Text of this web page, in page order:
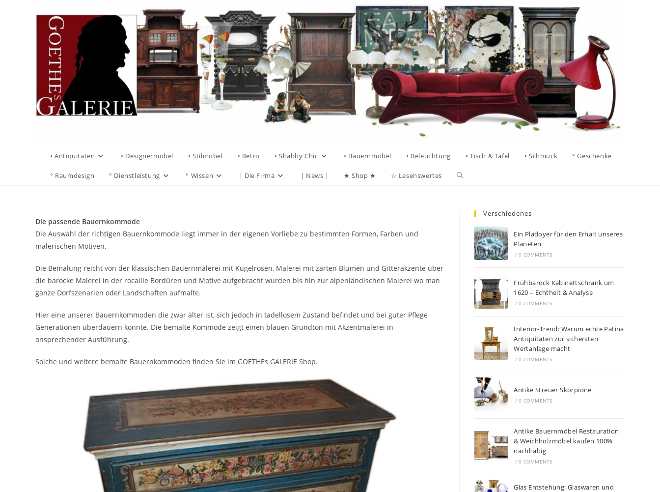
• Antiquitäten • Designermöbel • Stilmöbel • Retro • Shabby Chic • Bauernmöbel • Beleuchtung • Tisch & Tafel • Schmuck ° Geschenke
° Raumdesign ° Dienstleistung ° Wissen | Die Firma | News | ★ Shop ★ ☆ Lesenswertes
Die passende Bauernkommode
Die Auswahl der richtigen Bauernkommode liegt immer in der eigenen Vorliebe zu bestimmten Formen, Farben und
malerischen Motiven.
Die Bemalung reicht von der klassischen Bauernmalerei mit Kugelrosen, Malerei mit zarten Blumen und Gitterakzente über
die barocke Malerei in der rocaille Bordüren und Motive aufgebracht wurden bis hin zur alpenländischen Malerei wo man
ganze Dorfszenarien oder Landschaften aufmalte.
Hier eine unserer Bauernkommoden die zwar älter ist, sich jedoch in tadellosem Zustand befindet und bei guter Pflege
Generationen überdauern könnte. Die bemalte Kommode zeigt einen blauen Grundton mit Akzentmalerei in
ansprechender Ausführung.
Solche und weitere bemalte Bauernkommoden finden Sie im GOETHEs GALERIE Shop.
Verschiedenes
Ein Plädoyer für den Erhalt unseres
Planeten
/ 0 COMMENTS
Frühbarock Kabinettschrank um
1620 – Echtheit & Analyse
/ 0 COMMENTS
Interior-Trend: Warum echte Patina
Antiquitäten zur sichersten
Wertanlage macht
/ 0 COMMENTS
Antike Streuer Skorpione
/ 0 COMMENTS
Antike Bauernmöbel Restauration
& Weichholzmöbel kaufen 100%
nachhaltig
/ 0 COMMENTS
Glas Entstehung: Glaswaren und